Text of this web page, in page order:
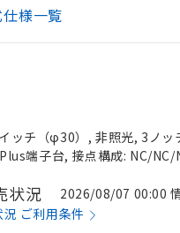
様一覧
ッチ（φ30）, 非照光, 3ノ
端子台, 接点構成: NC/NC/
状況
2026/08/07 00:00
ご利用条件